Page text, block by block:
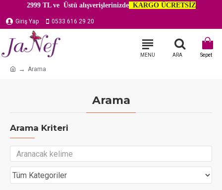
2999 TL ve Üstü alışverişlerinizdeKARGO ÜCRETSİZ
Giriş Yap 0533 616 29 20
Arama
Arama
Arama Kriteri